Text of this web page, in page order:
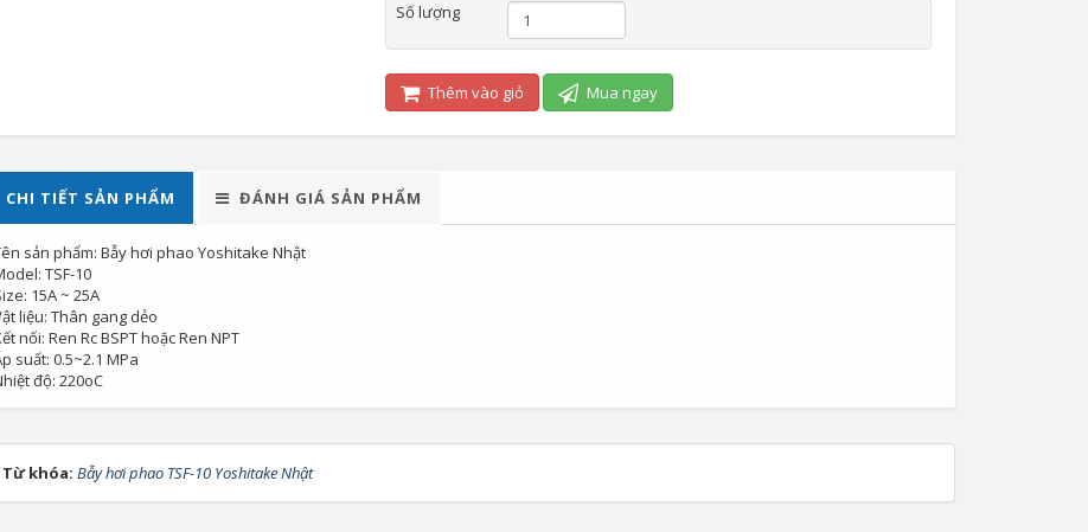
Số lượng
Thêm vào giỏ Mua ngay
CHI TIẾT SẢN PHẨM ĐÁNH GIÁ SẢN PHẨM
sản phẩm: Bẫy hơi phao Yoshitake Nhật
TSF-10
15A ~ 25A
liệu: Thân gang dẻo
nối: Ren Rc BSPT hoặc Ren NPT
suất: 0.5~2.1 MPa
độ: 220oC
Từ khóa: Bẫy hơi phao TSF-10 Yoshitake Nhật